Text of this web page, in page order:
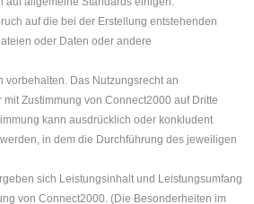
auf die bei der Erstellung entstehenden
oder Daten oder andere
vorbehalten. Das Nutzungsrecht an
Zustimmung von Connect2000 auf Dritte
kann ausdrücklich oder konkludent
in dem die Durchführung des jeweiligen
sich Leistungsinhalt und Leistungsumfang
von Connect2000. (Die Besonderheiten im